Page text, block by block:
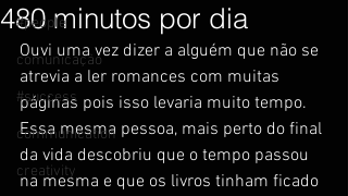
#people
comunicação
#success
communication
creativity
480 minutos por dia
Ouvi uma vez dizer a alguém que não se
atrevia a ler romances com muitas
páginas pois isso levaria muito tempo.
Essa mesma pessoa, mais perto do final
da vida descobriu que o tempo passou
na mesma e que os livros tinham ficado